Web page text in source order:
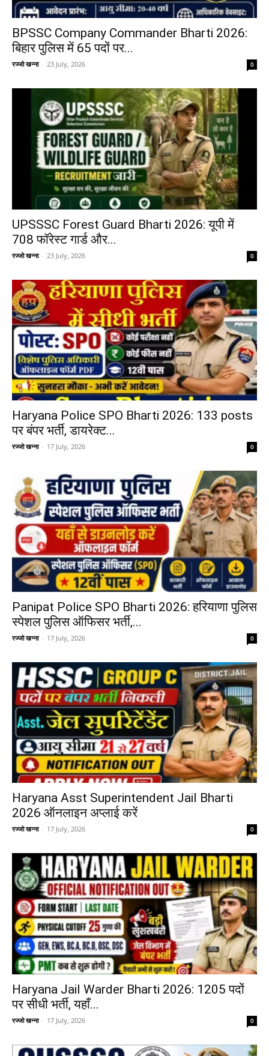
BPSSC Company Commander Bharti 2026:
बिहार पुलिस में 65 पदों पर...
रज्जो खन्ना - 23 July, 2026 0
UPSSSC Forest Guard Bharti 2026: यूपी में
708 फॉरेस्ट गार्ड और...
रज्जो खन्ना - 23 July, 2026 0
Haryana Police SPO Bharti 2026: 133 posts
पर बंपर भर्ती, डायरेक्ट...
रज्जो खन्ना - 17 July, 2026 0
Panipat Police SPO Bharti 2026: हरियाणा पुलिस
स्पेशल पुलिस ऑफिसर भर्ती,...
रज्जो खन्ना - 17 July, 2026 0
Haryana Asst Superintendent Jail Bharti
2026 ऑनलाइन अप्लाई करें
रज्जो खन्ना - 17 July, 2026 0
Haryana Jail Warder Bharti 2026: 1205 पदों
पर सीधी भर्ती, यहाँ...
रज्जो खन्ना - 17 July, 2026 0